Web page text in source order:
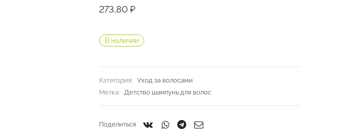
273,80 ₽
В наличии
Категория: Уход за волосами
Метка:
Детство шампунь для волос
Поделиться